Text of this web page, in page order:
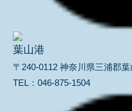
葉山港
〒240-0112 神奈川県三浦郡
TEL：046-875-1504